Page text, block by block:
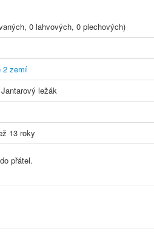
0 lahvových, 0 plechových)
2 zemí
Jantarový ležák
13 roky
přátel.